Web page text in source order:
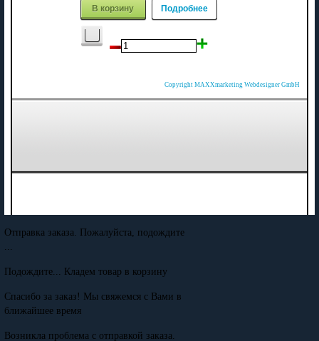
В корзину Подробнее
Copyright MAXXmarketing Webdesigner GmbH
Отправка заказа. Пожалуйста, подождите
Подождите... Кладем товар в корзину
Спасибо за заказ! Мы свяжемся с Вами в
ближайшее время
Возникла проблема с отправкой заказа.